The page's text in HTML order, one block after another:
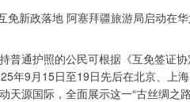
普通护照的公民可根据《互免签证
年9月15日至19日先后在北京、上
天源国际，全面展示这一“古丝绸之